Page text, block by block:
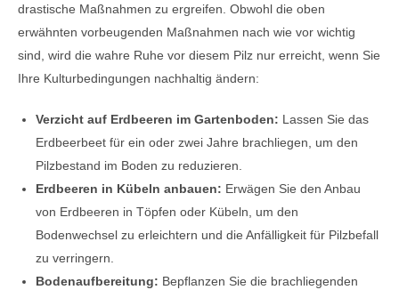
drastische Maßnahmen zu ergreifen. Obwohl die oben
erwähnten vorbeugenden Maßnahmen nach wie vor wichtig
sind, wird die wahre Ruhe vor diesem Pilz nur erreicht, wenn Sie
Ihre Kulturbedingungen nachhaltig ändern:
Verzicht auf Erdbeeren im Gartenboden: Lassen Sie das
Erdbeerbeet für ein oder zwei Jahre brachliegen, um den
Pilzbestand im Boden zu reduzieren.
Erdbeeren in Kübeln anbauen: Erwägen Sie den Anbau
von Erdbeeren in Töpfen oder Kübeln, um den
Bodenwechsel zu erleichtern und die Anfälligkeit für Pilzbefall
zu verringern.
Bodenaufbereitung: Bepflanzen Sie die brachliegenden